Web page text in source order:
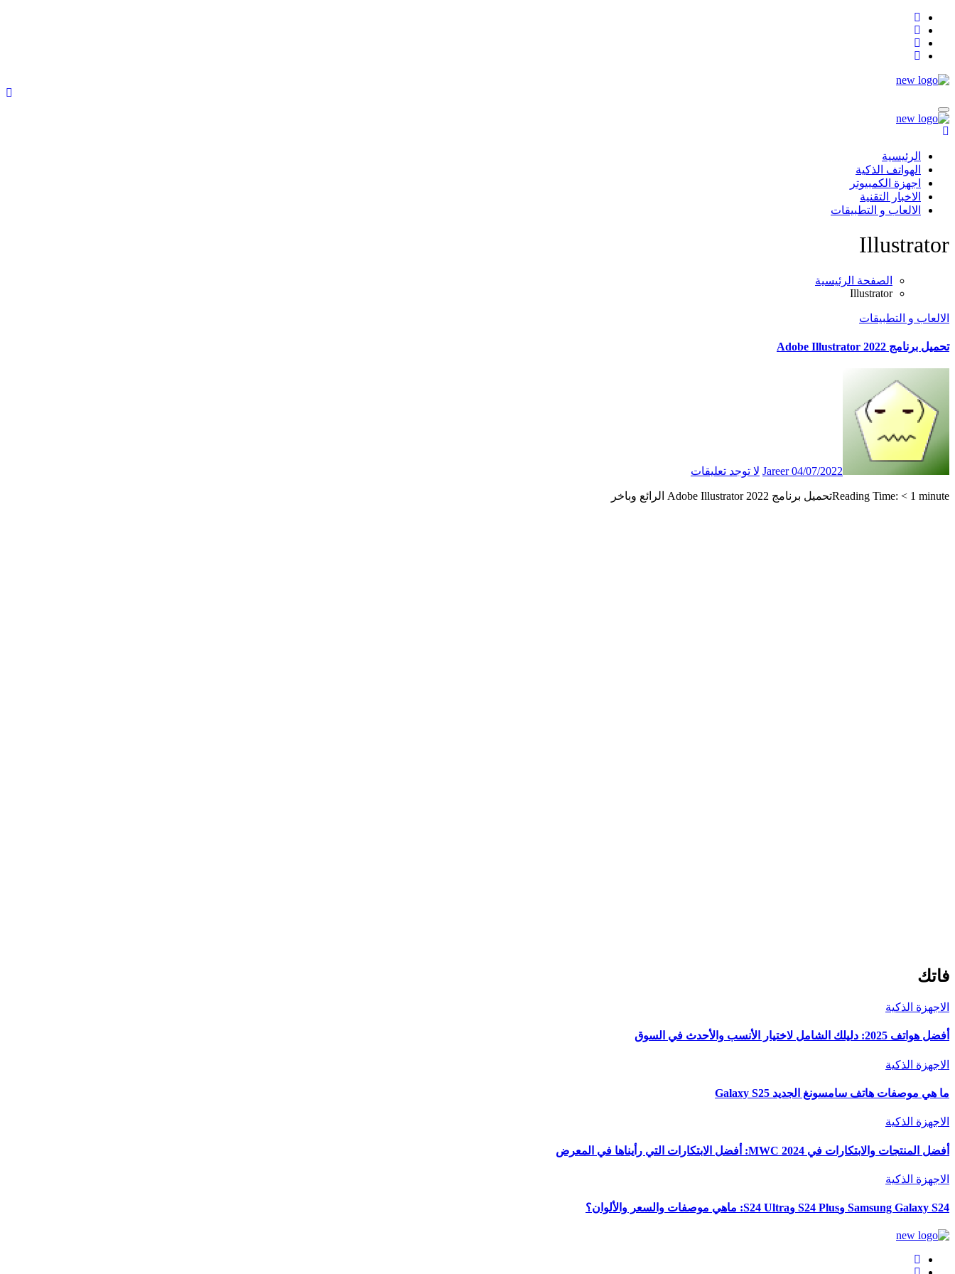
التجاوز
المحتوى
الرئيسية
الهواتف الذكية
اجهزة الكمبيوتر
الاخبار التقنية
الالعاب و التطبيقات
Illustrator
الصفحة الرئيسية
Illustrator
الالعاب و التطبيقات
تحميل برنامج Adobe Illustrator 2022
Jareer04/07/2022 لا توجد تعليقات
Reading Time: < 1 minuteتحميل برنامج Adobe Illustrator 2022 الرائع وباخر
فاتك
الاجهزة الذكية
أفضل هواتف 2025: دليلك الشامل لاختيار الأنسب والأحدث في السوق
الاجهزة الذكية
ما هي موصفات هاتف سامسونغ الجديد Galaxy S25
الاجهزة الذكية
أفضل المنتجات والابتكارات في MWC 2024: أفضل الابتكارات التي رأيناها في المعرض
الاجهزة الذكية
Samsung Galaxy S24 وS24 Plus وS24 Ultra: ماهي موصفات والسعر والألوان؟